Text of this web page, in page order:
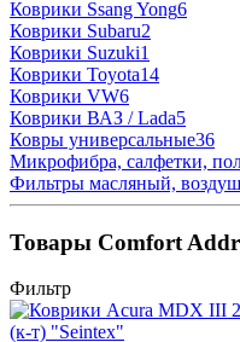
Коврики Ssang Yong6
Коврики Subaru2
Коврики Suzuki1
Коврики Toyota14
Коврики VW6
Коврики ВАЗ / Lada5
Ковры универсальные36
Микрофибра, салфетки,
Фильтры масляный,
Товары Comfort
Фильтр